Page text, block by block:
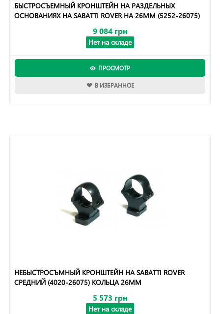
БЫСТРОСЪЕМНЫЙ КРОНШТЕЙН НА РАЗДЕЛЬНЫХ
ОСНОВАНИЯХ НА SABATTI ROVER НА 26ММ (5252-26075)
9 084 грн
Нет на складе
ПРОСМОТР
В ИЗБРАННОЕ
НЕБЫСТРОСЪМНЫЙ КРОНШТЕЙН НА SABATTI ROVER
СРЕДНИЙ (4020-26075) КОЛЬЦА 26ММ
5 573 грн
Нет на складе